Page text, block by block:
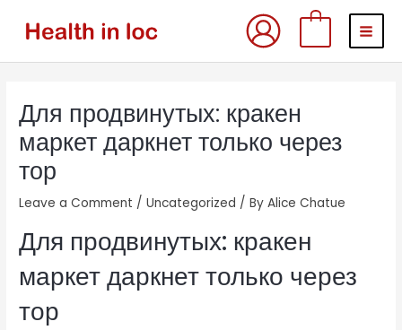
Для продвинутых: кракен
маркет даркнет только через
тор
Leave a Comment /Uncategorized / ByAlice Chatue
Для продвинутых: кракен
маркет даркнет только через
тор
navigation